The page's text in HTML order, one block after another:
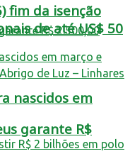
garante R$
fim da isenção
de até US$ 50
nascidos em